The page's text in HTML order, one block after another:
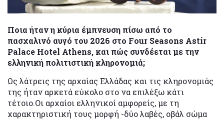
Ποια ήταν η κύρια έμπνευση πίσω από το
πασχαλινό αυγό του 2026 στο Four Seasons Astir
Palace Hotel Athens, και πώς συνδέεται με την
ελληνική πολιτιστική κληρονομιά;
Ως λάτρεις της αρχαίας Ελλάδας και τις κληρονομιάς
της ήταν αρκετά εύκολο στο να επιλέξω κάτι
τέτοιο.Οι αρχαίοι ελληνικοί αμφορείς, με τη
χαρακτηριστική τους μορφή -δύο λαβές, οβάλ σώμα